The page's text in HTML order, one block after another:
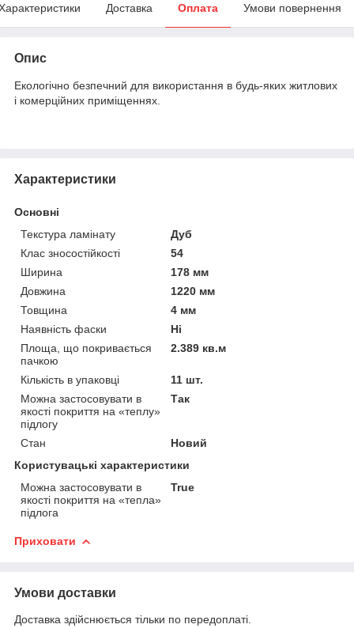
Доставка Оплата Умови повернення
Опис
Екологічно безпечний для використання в будь-яких житлових
і комерційних приміщеннях.
Характеристики
Основні
Текстура ламінату
Дуб
Клас зносостійкості
54
Ширина
178 мм
Довжина
1220 мм
Товщина
4 мм
Наявність фаски
Ні
Площа, що покривається
пачкою
2.389 кв.м
Кількість в упаковці
11 шт.
Можна застосовувати в
якості покриття на «теплу»
підлогу
Так
Стан
Новий
Користувацькi характеристики
Можна застосовувати в
якості покриття на «тепла»
підлога
True
Приховати
Умови доставки
Доставка здійснюється тільки по передоплаті.